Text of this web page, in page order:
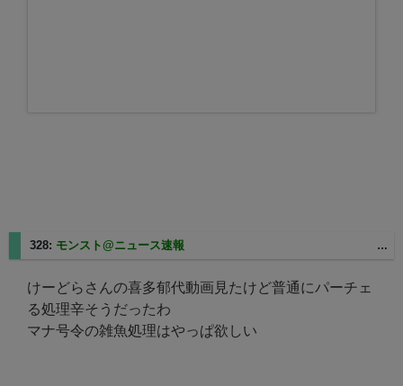
328: モンスト@ニュース速報
けーどらさんの喜多郁代動画見たけど普通にパーチェ
る処理辛そうだったわ
マナ号令の雑魚処理はやっぱ欲しい